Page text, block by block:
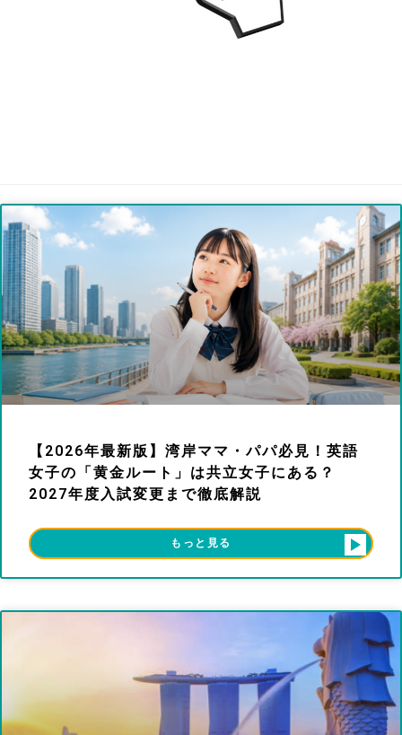
【2026年最新版】湾岸ママ・パパ必見！英語
女子の「黄金ルート」は共立女子にある？
2027年度入試変更まで徹底解説
もっと見る